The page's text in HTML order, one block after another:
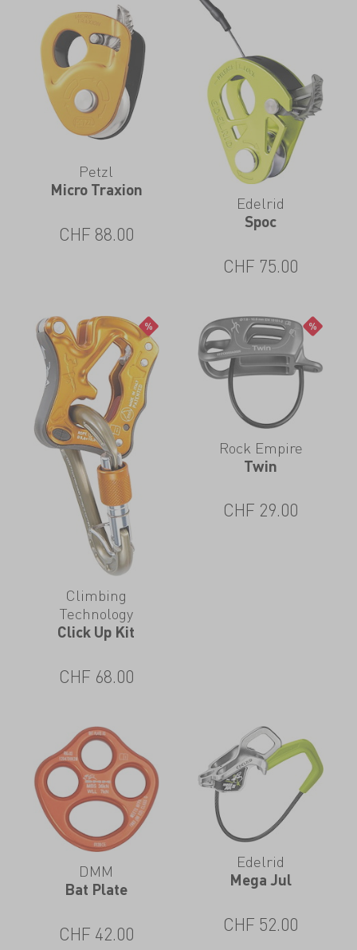
Petzl
Micro Traxion
CHF 88.00
Edelrid
Spoc
CHF 75.00
Climbing
Technology
Click Up Kit
CHF 68.00
Rock Empire
Twin
CHF 29.00
DMM
Bat Plate
CHF 42.00
Edelrid
Mega Jul
CHF 52.00